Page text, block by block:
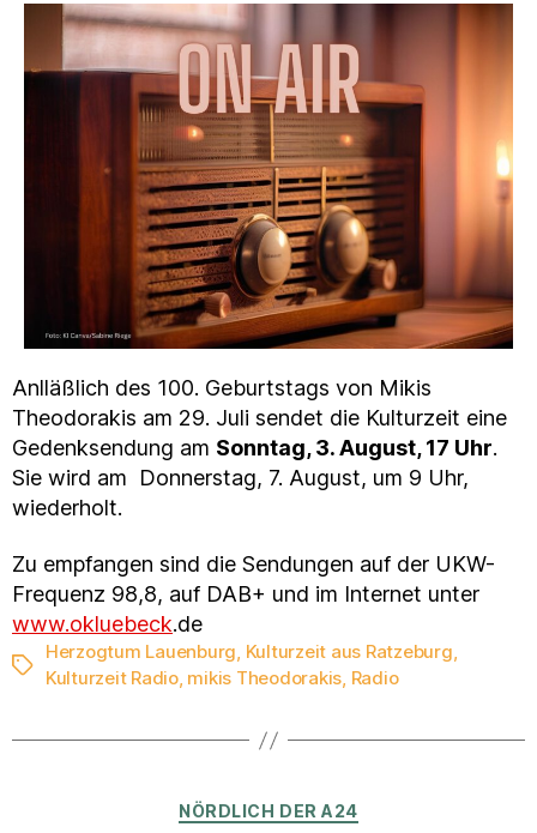
Anlläßlich des 100. Geburtstags von Mikis
Theodorakis am 29. Juli sendet die Kulturzeit eine
Gedenksendung am Sonntag, 3. August, 17 Uhr.
Sie wird am Donnerstag, 7. August, um 9 Uhr,
wiederholt.
Zu empfangen sind die Sendungen auf der UKW-
Frequenz 98,8, auf DAB+ und im Internet unter
www.okluebeck.de
Schlagwörter
Herzogtum Lauenburg, Kulturzeit aus Ratzeburg,
Kulturzeit Radio, mikis Theodorakis, Radio
Kategorien
NÖRDLICH DER A24